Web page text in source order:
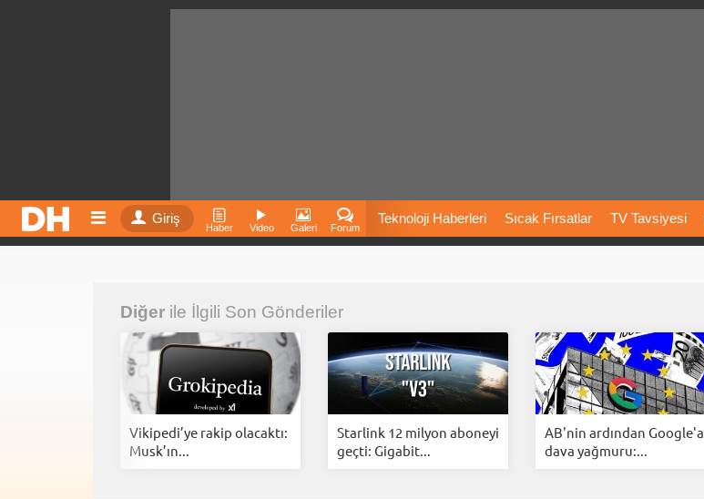
Giriş
Haber Video Galeri Forum
Teknoloji Haberleri Sıcak Fırsatlar TV Tavsiyesi
İnstagram Dondurma İnstagram Çöktü Mü
Diğer ile İlgili Son Gönderiler
Vikipedi’ye rakip olacaktı:
Musk’ın...
Starlink 12 milyon aboneyi
geçti: Gigabit...
AB'nin ardından Google'a
dava yağmuru:...